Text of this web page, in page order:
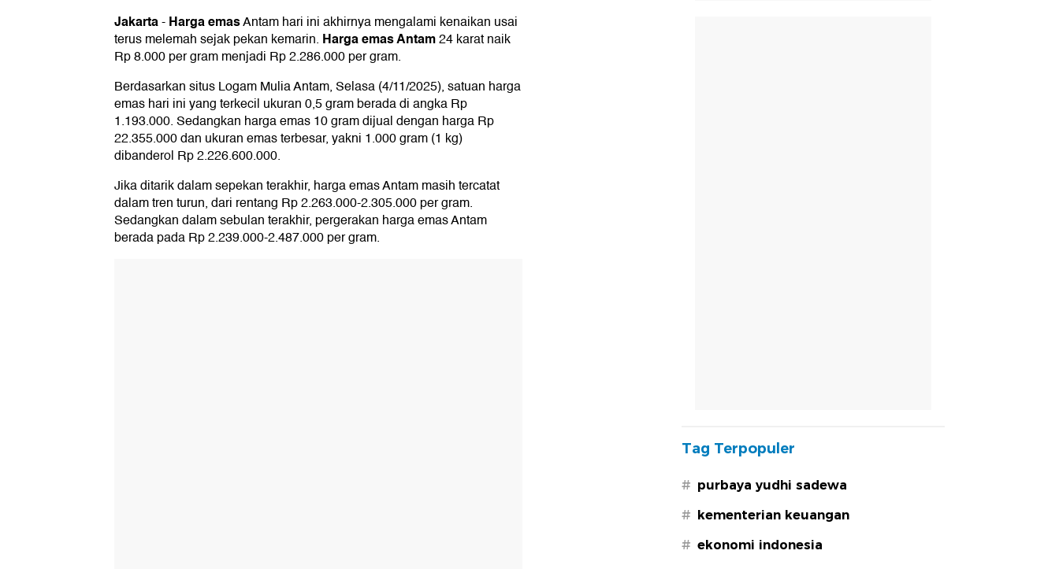
Jakarta-Harga emasAntam hari ini akhirnya mengalami kenaikan usai
terus melemah sejak pekan kemarin. Harga emas Antam24 karat naik
Rp 8.000 per gram menjadi Rp 2.286.000 per gram.
Berdasarkan situs Logam Mulia Antam, Selasa (4/11/2025), satuan harga
emas hari ini yang terkecil ukuran 0,5 gram berada di angka Rp
1.193.000. Sedangkan harga emas 10 gram dijual dengan harga Rp
22.355.000 dan ukuran emas terbesar, yakni 1.000 gram (1 kg)
dibanderol Rp 2.226.600.000.
Jika ditarik dalam sepekan terakhir, harga emas Antam masih tercatat
dalam tren turun, dari rentang Rp 2.263.000-2.305.000 per gram.
Sedangkan dalam sebulan terakhir, pergerakan harga emas Antam
berada pada Rp 2.239.000-2.487.000 per gram.
Tag Terpopuler
# purbaya yudhi sadewa
# kementerian keuangan
# ekonomi indonesia